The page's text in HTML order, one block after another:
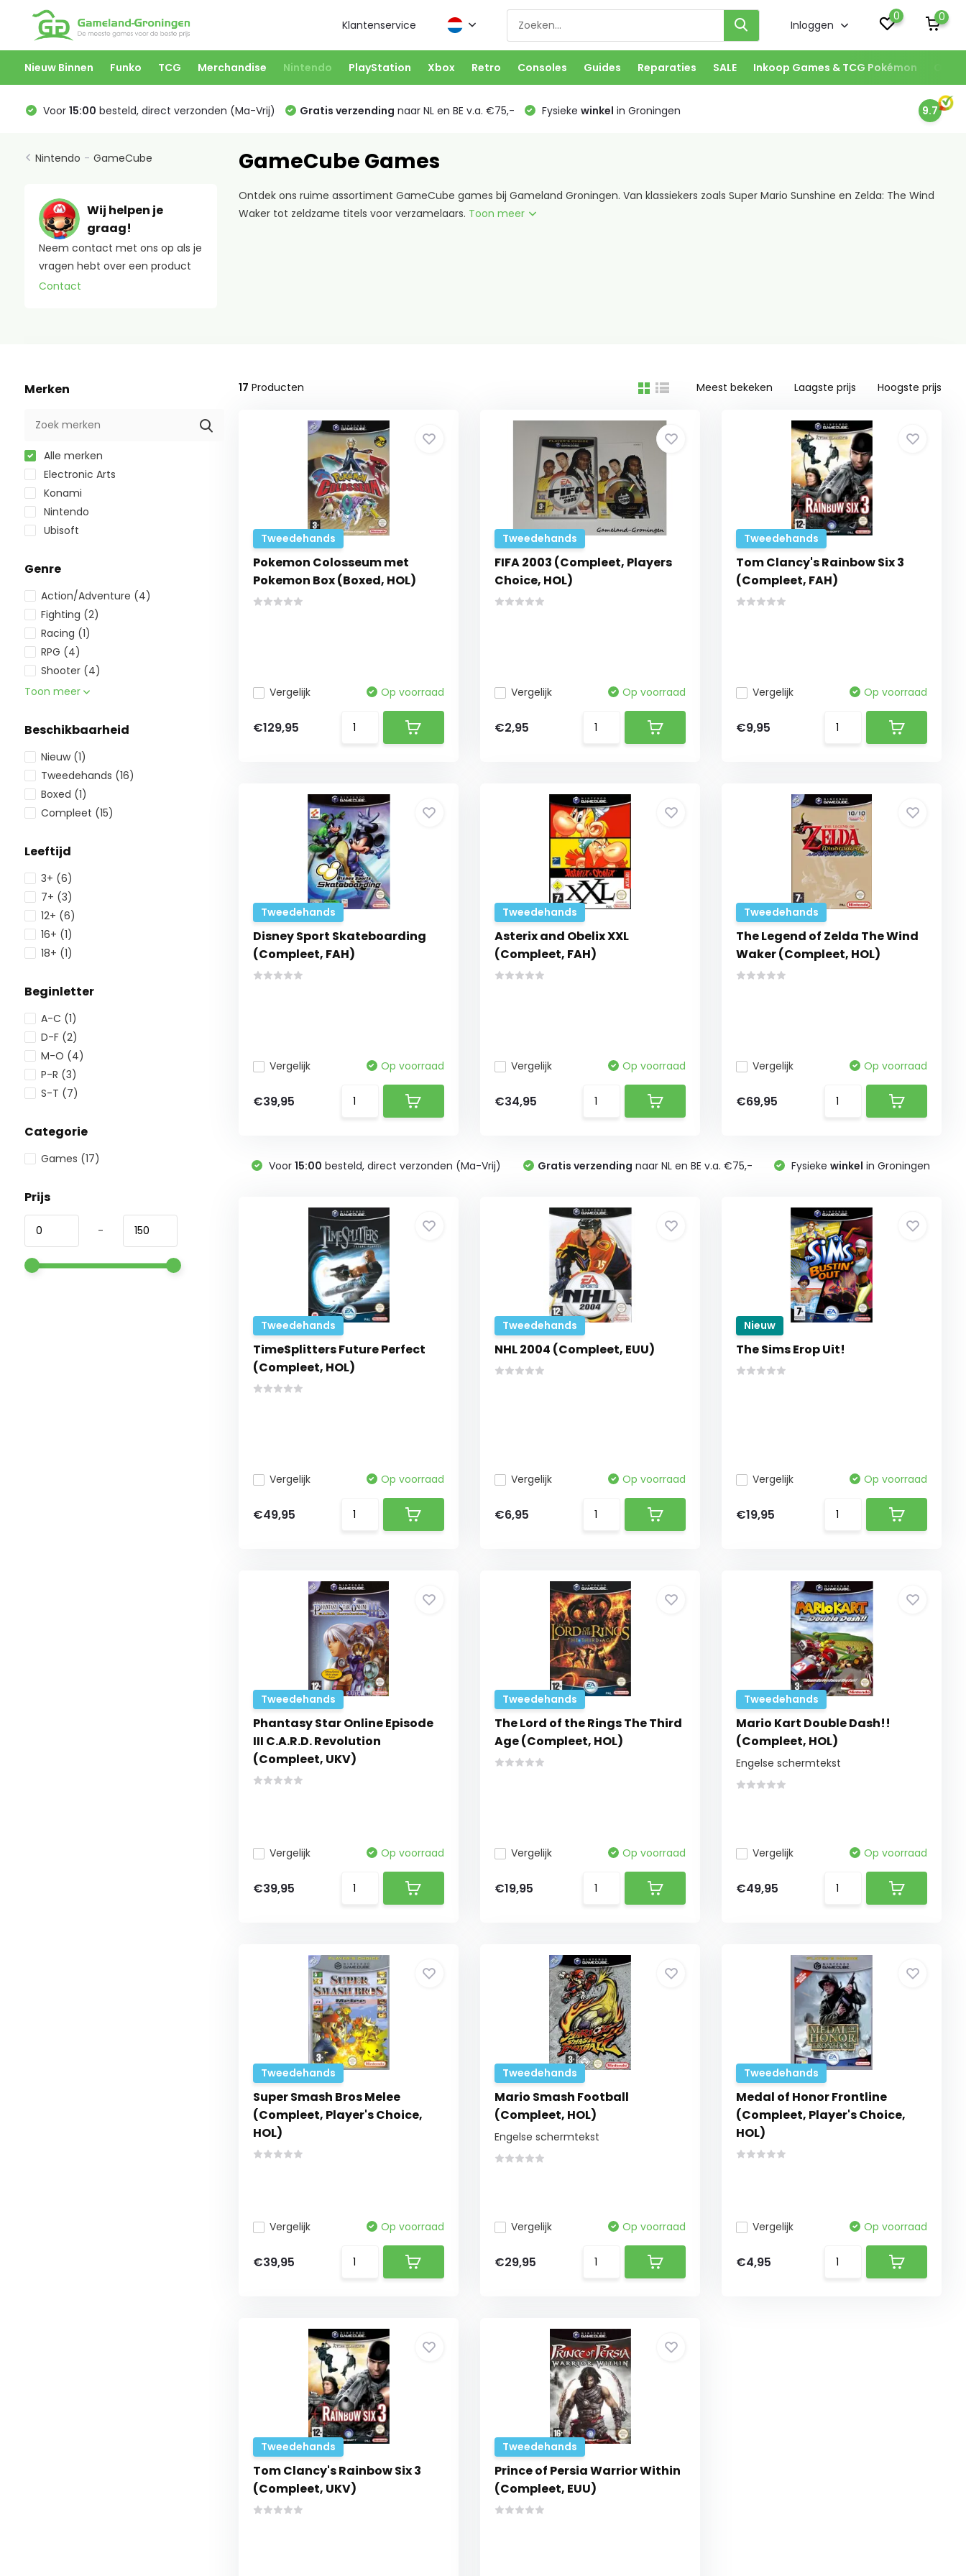
Klantenservice Inloggen
0 0
Nieuw Binnen Funko TCG Merchandise Nintendo PlayStation Xbox Retro Consoles Guides Reparaties SALE Inkoop Games & TCG Pokémon
Voor 15:00 besteld, direct verzonden (Ma-Vrij) Gratis verzending naar NL en BE v.a. €75,- Fysieke winkel in Groningen 9.7
Nintendo - GameCube
Wij helpen je
graag!
Neem contact met ons op als je
vragen hebt over een product
Contact
GameCube Games
Ontdek ons ruime assortiment GameCube games bij Gameland Groningen. Van klassiekers zoals Super Mario Sunshine en Zelda: The Wind
Waker tot zeldzame titels voor verzamelaars. Toon meer
Merken
Alle merken
Electronic Arts
Konami
Nintendo
Ubisoft
Genre
Action/Adventure (4)
Fighting (2)
Racing (1)
RPG (4)
Shooter (4)
Toon meer
Beschikbaarheid
Nieuw (1)
Tweedehands (16)
Boxed (1)
Compleet (15)
Leeftijd
3+ (6)
7+ (3)
12+ (6)
16+ (1)
18+ (1)
Beginletter
A-C (1)
D-F (2)
M-O (4)
P-R (3)
S-T (7)
Categorie
Games (17)
Prijs
-
17 Producten Meest bekeken Laagste prijs Hoogste prijs
Tweedehands
Pokemon Colosseum met
Pokemon Box (Boxed, HOL)
Vergelijk Op voorraad
€129,95
Tweedehands
FIFA 2003 (Compleet, Players
Choice, HOL)
Vergelijk Op voorraad
€2,95
Tweedehands
Tom Clancy's Rainbow Six 3
(Compleet, FAH)
Vergelijk Op voorraad
€9,95
Tweedehands
Disney Sport Skateboarding
(Compleet, FAH)
Vergelijk Op voorraad
€39,95
Tweedehands
Asterix and Obelix XXL
(Compleet, FAH)
Vergelijk Op voorraad
€34,95
Tweedehands
The Legend of Zelda The Wind
Waker (Compleet, HOL)
Vergelijk Op voorraad
€69,95
Voor15:00 besteld, direct verzonden (Ma-Vrij) Gratis verzending naar NL en BE v.a. €75,- Fysieke winkel in Groningen
Tweedehands
TimeSplitters Future Perfect
(Compleet, HOL)
Vergelijk Op voorraad
€49,95
Tweedehands
NHL 2004 (Compleet, EUU)
Vergelijk Op voorraad
€6,95
Nieuw
The Sims Erop Uit!
Vergelijk Op voorraad
€19,95
Tweedehands
Phantasy Star Online Episode
III C.A.R.D. Revolution
(Compleet, UKV)
Vergelijk Op voorraad
€39,95
Tweedehands
The Lord of the Rings The Third
Age (Compleet, HOL)
Vergelijk Op voorraad
€19,95
Tweedehands
Mario Kart Double Dash!!
(Compleet, HOL)
Engelse schermtekst
Vergelijk Op voorraad
€49,95
Tweedehands
Super Smash Bros Melee
(Compleet, Player's Choice,
HOL)
Vergelijk Op voorraad
€39,95
Tweedehands
Mario Smash Football
(Compleet, HOL)
Engelse schermtekst
Vergelijk Op voorraad
€29,95
Tweedehands
Medal of Honor Frontline
(Compleet, Player's Choice,
HOL)
Vergelijk Op voorraad
€4,95
Tweedehands
Tom Clancy's Rainbow Six 3
(Compleet, UKV)
Tweedehands
Prince of Persia Warrior Within
(Compleet, EUU)